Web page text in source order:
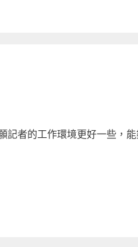
記者的工作環境更好一些，